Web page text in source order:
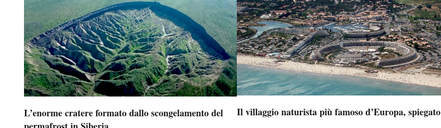
L’enorme cratere formato dallo scongelamento del
Il villaggio naturista più famoso d’Europa, spiegato